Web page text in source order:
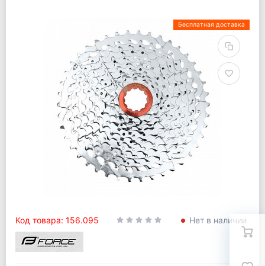
Бесплатная доставка
Код товара: 156.095 Нет в наличии